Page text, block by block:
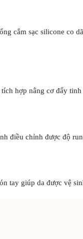
cắm sạc silicone co
hợp nâng cơ đẩy
điều chỉnh được độ
tay giúp da được vệ